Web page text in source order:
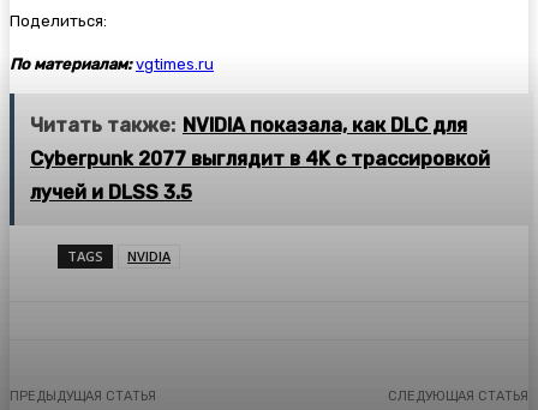
Поделиться:
По материалам: vgtimes.ru
Читать также: NVIDIA показала, как DLC для
Cyberpunk 2077 выглядит в 4K с трассировкой
лучей и DLSS 3.5
TAGS NVIDIA
ПРЕДЫДУЩАЯ СТАТЬЯ СЛЕДУЮЩАЯ СТАТЬЯ